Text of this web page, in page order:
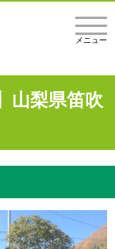
メニュー
山梨県笛吹